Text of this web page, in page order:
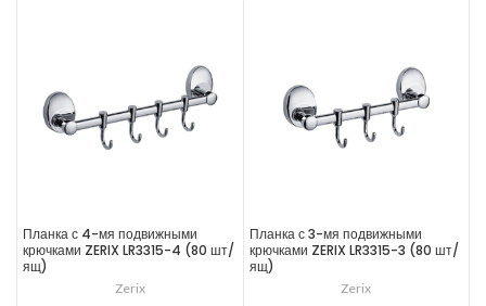
Планка с 4-мя подвижными
крючками ZERIX LR3315-4 (80 шт/
ящ)
Zerix
Планка с 3-мя подвижными
крючками ZERIX LR3315-3 (80 шт/
ящ)
Zerix